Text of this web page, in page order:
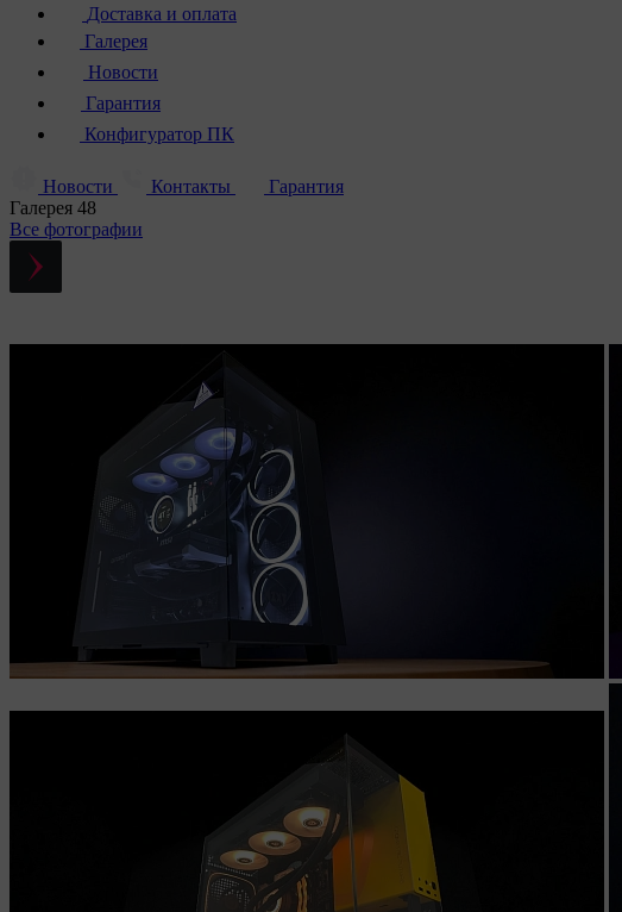
Доставка и оплата
Галерея
Новости
Гарантия
Конфигуратор ПК
Новости Контакты
Гарантия
Галерея 48
Все фотографии